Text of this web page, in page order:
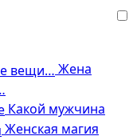
Жена
Какой мужчина
Женская магия